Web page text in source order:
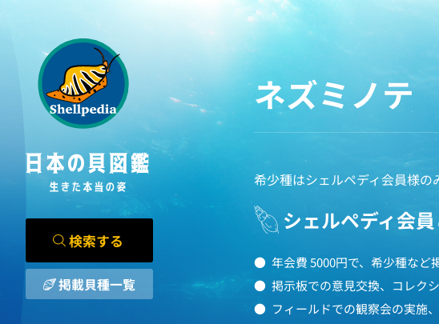
検索する
掲載貝種一覧
ネズミノテ
希少種はシェルペディ会員様の
シェルペディ会
年会費 5000円で、希少種など
掲示板での意見交換、コレク
フィールドでの観察会の実施